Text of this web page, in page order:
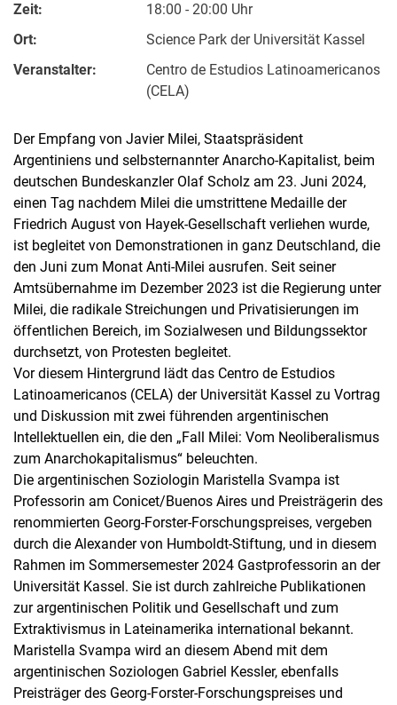
Zeit:
18:00 - 20:00 Uhr
Ort:
Science Park der Universität Kassel
Veranstalter:
Centro de Estudios Latinoamericanos
(CELA)
Der Empfang von Javier Milei, Staatspräsident
Argentiniens und selbsternannter Anarcho-Kapitalist, beim
deutschen Bundeskanzler Olaf Scholz am 23. Juni 2024,
einen Tag nachdem Milei die umstrittene Medaille der
Friedrich August von Hayek-Gesellschaft verliehen wurde,
ist begleitet von Demonstrationen in ganz Deutschland, die
den Juni zum Monat Anti-Milei ausrufen. Seit seiner
Amtsübernahme im Dezember 2023 ist die Regierung unter
Milei, die radikale Streichungen und Privatisierungen im
öffentlichen Bereich, im Sozialwesen und Bildungssektor
durchsetzt, von Protesten begleitet.
Vor diesem Hintergrund lädt das Centro de Estudios
Latinoamericanos (CELA) der Universität Kassel zu Vortrag
und Diskussion mit zwei führenden argentinischen
Intellektuellen ein, die den „Fall Milei: Vom Neoliberalismus
zum Anarchokapitalismus“ beleuchten.
Die argentinischen Soziologin Maristella Svampa ist
Professorin am Conicet/Buenos Aires und Preisträgerin des
renommierten Georg-Forster-Forschungspreises, vergeben
durch die Alexander von Humboldt-Stiftung, und in diesem
Rahmen im Sommersemester 2024 Gastprofessorin an der
Universität Kassel. Sie ist durch zahlreiche Publikationen
zur argentinischen Politik und Gesellschaft und zum
Extraktivismus in Lateinamerika international bekannt.
Maristella Svampa wird an diesem Abend mit dem
argentinischen Soziologen Gabriel Kessler, ebenfalls
Preisträger des Georg-Forster-Forschungspreises und